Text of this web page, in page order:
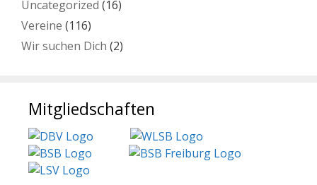
Uncategorized (16)
Vereine (116)
Wir suchen Dich (2)
Mitgliedschaften